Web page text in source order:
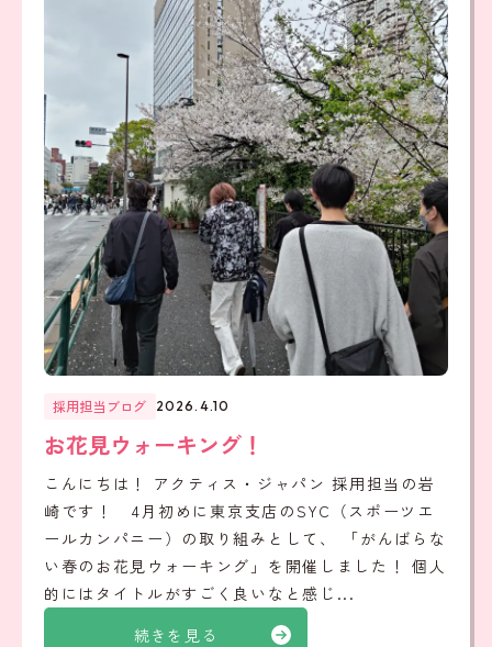
続きを見る
採用担当ブログ 2026.4.10
お花見ウォーキング！
こんにちは！ アクティス・ジャパン 採用担当の岩
崎です！ 4月初めに東京支店のSYC（スポーツエ
ールカンパニー）の取り組みとして、 「がんばらな
い春のお花見ウォーキング」を開催しました！ 個人
的にはタイトルがすごく良いなと感じ...